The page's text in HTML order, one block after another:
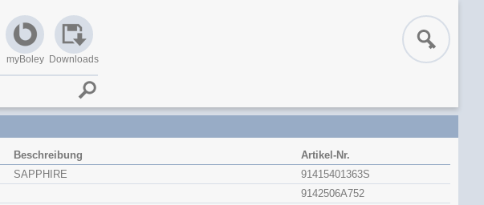
myBoley Downloads
Beschreibung
Artikel-Nr.
SAPPHIRE
91415401363S
9142506A752